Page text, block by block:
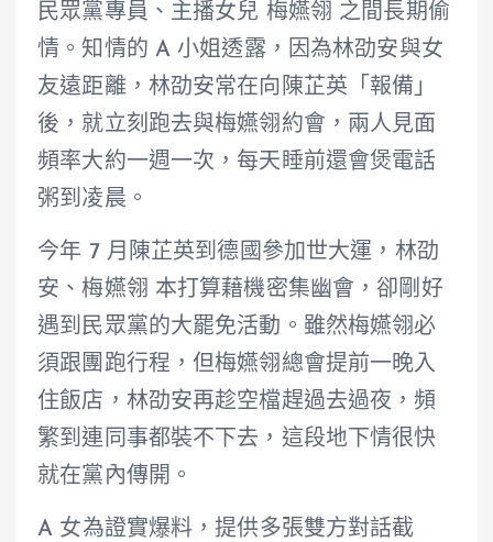
民眾黨專員、主播女兒 梅嬿翎 之間長期偷
情。知情的 A 小姐透露，因為林劭安與女
友遠距離，林劭安常在向陳芷英「報備」
後，就立刻跑去與梅嬿翎約會，兩人見面
頻率大約一週一次，每天睡前還會煲電話
粥到凌晨。
今年 7 月陳芷英到德國參加世大運，林劭
安、梅嬿翎 本打算藉機密集幽會，卻剛好
遇到民眾黨的大罷免活動。雖然梅嬿翎必
須跟團跑行程，但梅嬿翎總會提前一晚入
住飯店，林劭安再趁空檔趕過去過夜，頻
繁到連同事都裝不下去，這段地下情很快
就在黨內傳開。
A 女為證實爆料，提供多張雙方對話截